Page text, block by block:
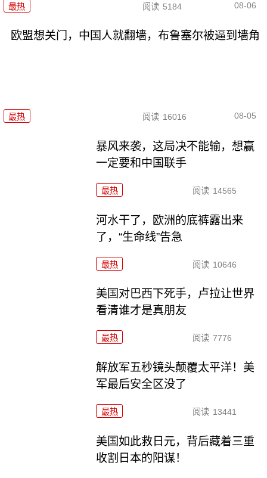
最热 阅读 5184 08-06
欧盟想关门，中国人就翻墙，布鲁塞尔被逼到墙角
最热 阅读 16016 08-05
暴风来袭，这局决不能输，想赢
一定要和中国联手
最热 阅读 14565
河水干了，欧洲的底裤露出来
了，“生命线”告急
最热 阅读 10646
美国对巴西下死手，卢拉让世界
看清谁才是真朋友
最热 阅读 7776
解放军五秒镜头颠覆太平洋！美
军最后安全区没了
最热 阅读 13441
美国如此救日元，背后藏着三重
收割日本的阳谋！